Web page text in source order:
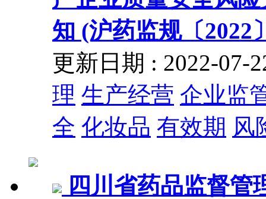
知 (沪药监规〔2022
更新日期 : 2022-07-
理 生产经营 企业监
全 化妆品 有效期 风
四川省药品监督管